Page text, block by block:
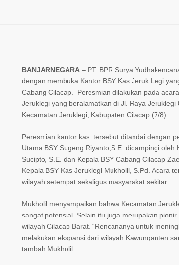
BANJARNEGARA – PT. BPR Surya
dengan membuka Kantor BSY Kas Jeruk Legi
Cabang Cilacap. Peresmian dilakukan pada
Jeruklegi yang beralamatkan di Jl. Raya Jeruklegi
Kecamatan Jeruklegi, Kabupaten Cilacap (7/8).
Peresmian kantor kas tersebut ditandai dengan
Utama BSY Sugeng Riyanto,S.E. didampingi oleh
Sucipto, S.E. dan Kepala BSY Cabang Cilacap
Kepala BSY Kas Jeruklegi Mukholil, S.Pd. Acara
wilayah setempat sekaligus masyarakat sekitar.
Mukholil menyampaikan bahwa Kecamatan
sangat potensial. Selain itu juga merupakan
wilayah Cilacap Barat. “Rencananya untuk
melakukan ekspansi dari wilayah Kawunganten
tambah Mukholil.